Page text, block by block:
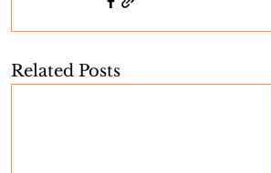
Related Posts